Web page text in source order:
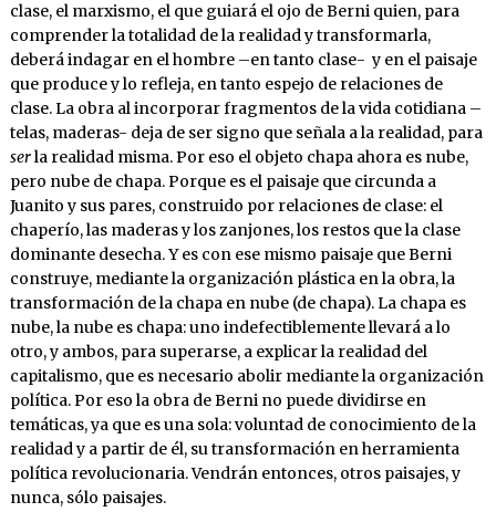
clase, el marxismo, el que guiará el ojo de Berni quien, para
comprender la totalidad de la realidad y transformarla,
deberá indagar en el hombre –en tanto clase- y en el paisaje
que produce y lo refleja, en tanto espejo de relaciones de
clase. La obra al incorporar fragmentos de la vida cotidiana –
telas, maderas- deja de ser signo que señala a la realidad, para
serla realidad misma. Por eso el objeto chapa ahora es nube,
pero nube de chapa. Porque es el paisaje que circunda a
Juanito y sus pares, construido por relaciones de clase: el
chaperío, las maderas y los zanjones, los restos que la clase
dominante desecha. Y es con ese mismo paisaje que Berni
construye, mediante la organización plástica en la obra, la
transformación de la chapa en nube (de chapa). La chapa es
nube, la nube es chapa: uno indefectiblemente llevará a lo
otro, y ambos, para superarse, a explicar la realidad del
capitalismo, que es necesario abolir mediante la organización
política. Por eso la obra de Berni no puede dividirse en
temáticas, ya que es una sola: voluntad de conocimiento de la
realidad y a partir de él, su transformación en herramienta
política revolucionaria. Vendrán entonces, otros paisajes, y
nunca, sólo paisajes.